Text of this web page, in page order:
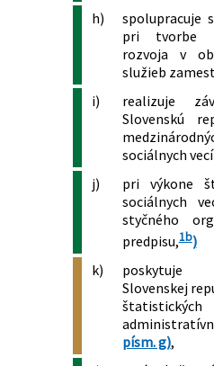
súvislosti
znení
114/2023 Z. z.
ktorým sa
Slovenskej
sociálnych
situácie,
súvislosti
znení
298/2023 Z. z.
Nariadenie
ktorým sa
vlády
z. o
sociálnych
h)
spolupracuje
pri tvorbe
rozvoja v
služieb
i)
realizuje
Slovenskú
sociálnych
j)
pri výkone
sociálnych
styčného
predpisu,1b)
k)
poskytuje
Slovenskej
písm. g),